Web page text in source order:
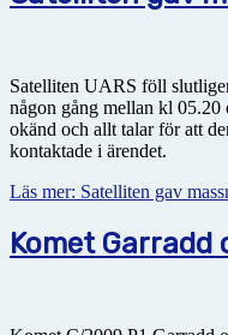
Satelliten UARS föll
någon gång mellan kl 05.20
okänd och allt talar för att
kontaktade i ärendet.
Läs mer: Satelliten gav
Komet Garradd